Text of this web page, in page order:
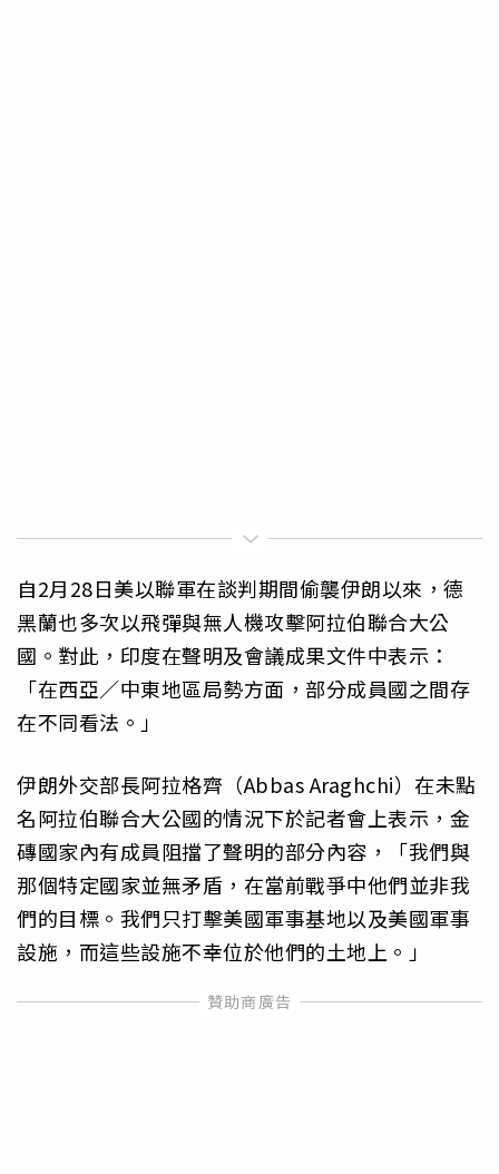
自2月28日美以聯軍在談判期間偷襲伊朗以來，德
黑蘭也多次以飛彈與無人機攻擊阿拉伯聯合大公
國。對此，印度在聲明及會議成果文件中表示：
「在西亞／中東地區局勢方面，部分成員國之間存
在不同看法。」
伊朗外交部長阿拉格齊（Abbas Araghchi）在未點
名阿拉伯聯合大公國的情況下於記者會上表示，金
磚國家內有成員阻擋了聲明的部分內容，「我們與
那個特定國家並無矛盾，在當前戰爭中他們並非我
們的目標。我們只打擊美國軍事基地以及美國軍事
設施，而這些設施不幸位於他們的土地上。」